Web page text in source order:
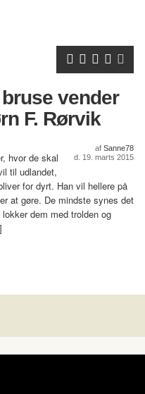
vender
F. Rørvik
af Sanne78
d. 19. marts 2015
hvor de skal
til udlandet,
for dyrt. Han vil hellere på
at gøre. De mindste synes det
dem med trolden og